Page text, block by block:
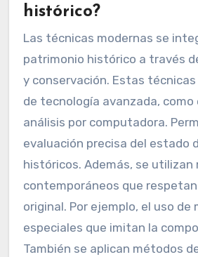
histórico?
Las técnicas modernas se
patrimonio histórico a través
y conservación. Estas
de tecnología avanzada, como
análisis por computadora.
evaluación precisa del estado
históricos. Además, se utilizan
contemporáneos que
original. Por ejemplo, el uso de
especiales que imitan la
También se aplican métodos